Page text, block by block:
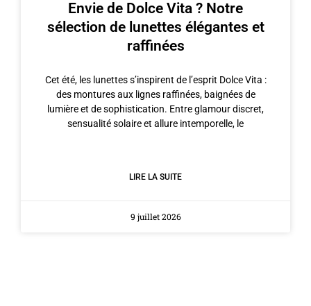
Envie de Dolce Vita ? Notre
sélection de lunettes élégantes et
raffinées
Cet été, les lunettes s’inspirent de l’esprit Dolce Vita :
des montures aux lignes raffinées, baignées de
lumière et de sophistication. Entre glamour discret,
sensualité solaire et allure intemporelle, le
LIRE LA SUITE
9 juillet 2026